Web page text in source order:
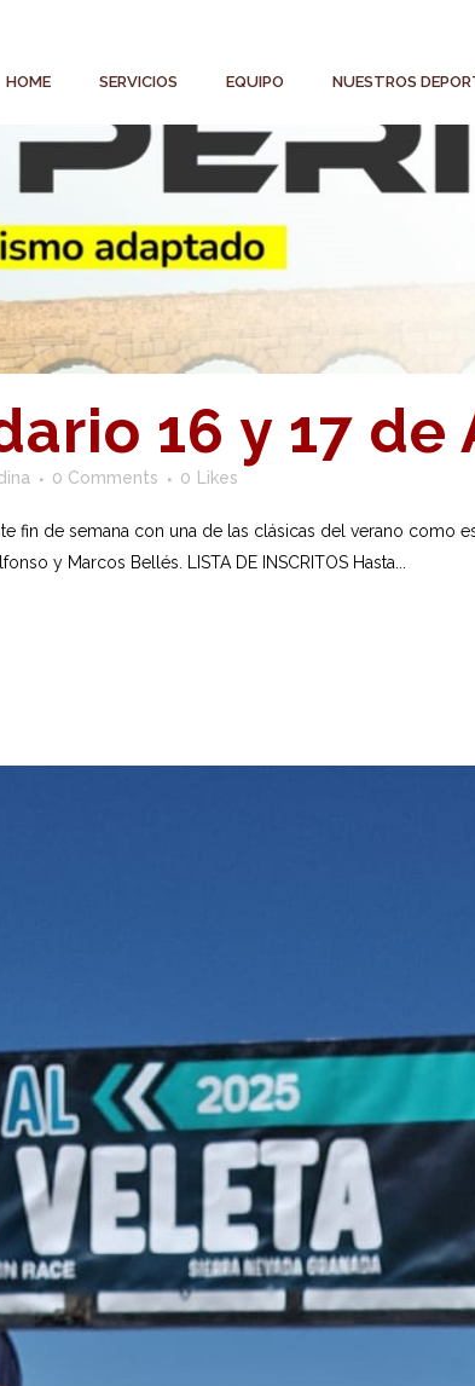
HOME SERVICIOS EQUIPO NUESTROS
16 y 17 de
0 Comments 0 Likes
fin de semana con una de las clásicas del verano como
y Marcos Bellés. LISTA DE INSCRITOS Hasta...